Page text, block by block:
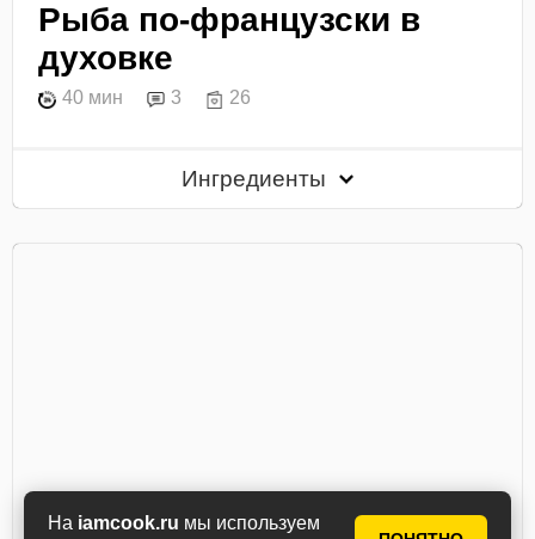
На iamcook.ru мы используем
Рыба по-французски в
духовке
40 мин 3 26
Ингредиенты